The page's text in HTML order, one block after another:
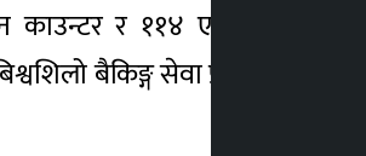
र ११४ एटिएम वुथहरु
बैकिङ्ग सेवा प्रवाह गर्नुका